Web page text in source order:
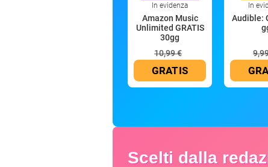
In evidenza
Amazon Music
Unlimited GRATIS
30gg
10,99 €
GRATIS
In
Audible:
Scelti dalla